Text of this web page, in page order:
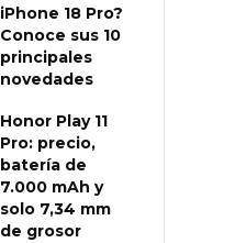
iPhone 18 Pro?
Conoce sus 10
principales
novedades
Honor Play 11
Pro: precio,
batería de
7.000 mAh y
solo 7,34 mm
de grosor